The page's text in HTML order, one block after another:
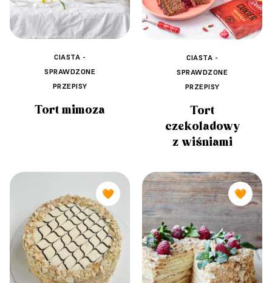
CIASTA -
SPRAWDZONE
PRZEPISY
Tort mimoza
CIASTA -
SPRAWDZONE
PRZEPISY
Tort
czekoladowy
z wiśniami
🧡 🧡